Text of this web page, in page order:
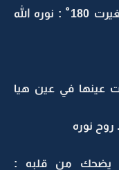
سيف هالمره يكلمها ونبرة الصوت تغيرت 180 ْ : نوره الله
عينها في عين هيا
نوره
يضحك من قلبه :